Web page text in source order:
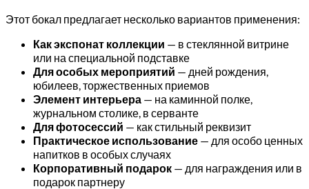
Этот бокал предлагает несколько вариантов применения:
Как экспонат коллекции — в стеклянной витрине
или на специальной подставке
Для особых мероприятий — дней рождения,
юбилеев, торжественных приемов
Элемент интерьера — на каминной полке,
журнальном столике, в серванте
Для фотосессий — как стильный реквизит
Практическое использование — для особо ценных
напитков в особых случаях
Корпоративный подарок — для награждения или в
подарок партнеру